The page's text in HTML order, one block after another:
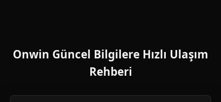
Onwin Güncel Bilgilere Hızlı Ulaşım
Rehberi